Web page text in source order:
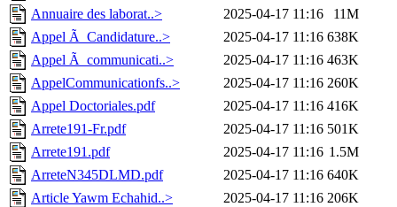
Annuaire des laborat..>
2025-04-17 11:16
11M
Appel Ã Candidature..>
2025-04-17 11:16 638K
Appel Ã communicati..>
2025-04-17 11:16 463K
AppelCommunicationfs..>
2025-04-17 11:16 260K
Appel Doctoriales.pdf
2025-04-17 11:16 416K
Arrete191-Fr.pdf
2025-04-17 11:16 501K
Arrete191.pdf
2025-04-17 11:16 1.5M
ArreteN345DLMD.pdf
2025-04-17 11:16 640K
Article Yawm Echahid..>
2025-04-17 11:16 206K